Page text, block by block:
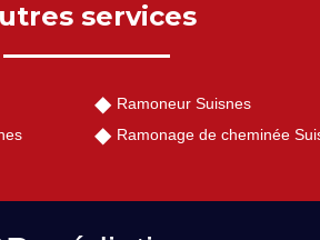
services
Ramoneur Suisnes
Ramonage de cheminée